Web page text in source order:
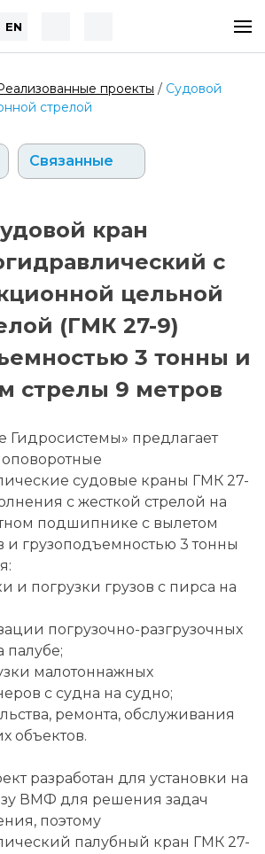
EN
проекты / Судовой
стрелой
Связанные
кран
с
цельной
(ГМК 27-9)
3 тонны и
стрелы 9 метров
предлагает
судовые краны ГМК 27-
с жесткой стрелой на
подшипнике с вылетом
и грузоподъемностью 3 тонны
и погрузки грузов с пирса на
погрузочно-разгрузочных
палубе;
малотоннажных
с судна на судно;
ремонта, обслуживания
объектов.
разработан для установки на
ВМФ для решения задач
поэтому
палубный кран ГМК 27-